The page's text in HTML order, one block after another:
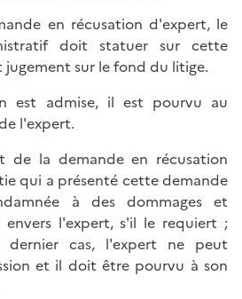
en récusation d'expert, le
doit statuer sur cette
sur le fond du litige.
est admise, il est pourvu au
l'expert.
de la demande en récusation
qui a présenté cette demande
à des dommages et
envers l'expert, s'il le requiert ;
dernier cas, l'expert ne peut
et il doit être pourvu à son